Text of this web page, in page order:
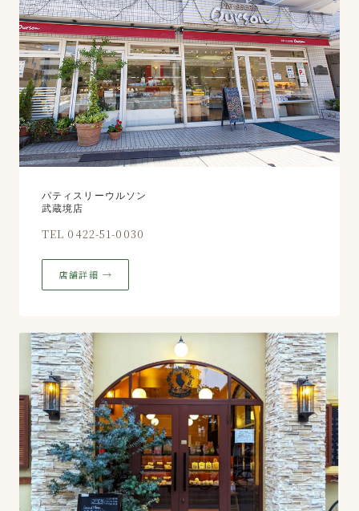
パティスリーウルソン
武蔵境店
TEL 0422-51-0030
店舗詳細 →